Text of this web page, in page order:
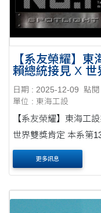
【系友榮耀】東
賴總統接見 X 世
日期 : 2025-12-09
點
單位 : 東海工設
【系友榮耀】東海工
世界雙獎肯定 本系第
萬 No.1》，於 2024
式展出，表現卓越，獲
更多訊息